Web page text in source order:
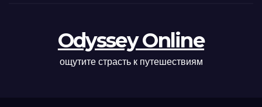
Odyssey Online
ощутите страсть к путешествиям